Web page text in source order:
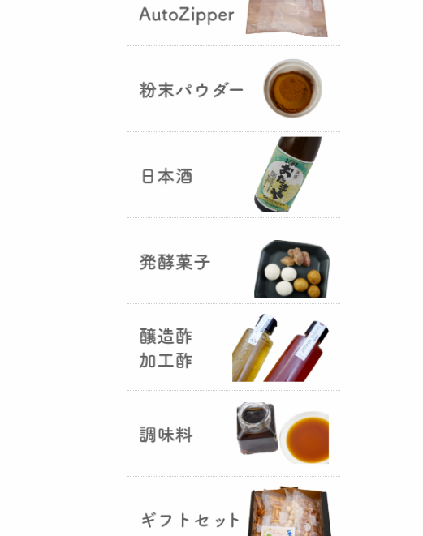
できます。
（2025年02月
国産（熊本産）の大麦に白麹菌を
つけて丁寧に培養して『大麦白
』が完成しました！大麦麹から
の旨みと、白麹から生成される天
然のクエン酸（酸味）が良き製品
を創出してくれることです。塩麹
作りや米麹や大麦麹とブレンドし
ての味噌作りなど、次の食のステ
ージに・・・
R6年 クロ黒麹が出来ました
♪（2025年01月15日）